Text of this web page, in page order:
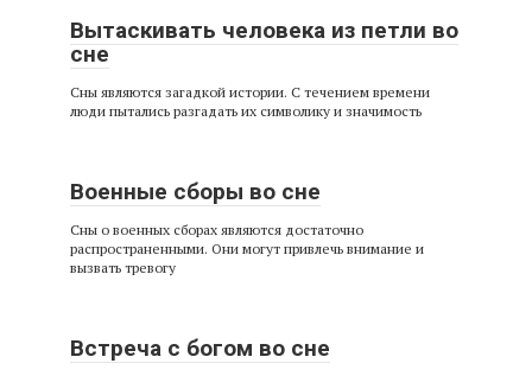
Вытаскивать человека из петли во
сне
Сны являются загадкой истории. С течением времени
люди пытались разгадать их символику и значимость
Военные сборы во сне
Сны о военных сборах являются достаточно
распространенными. Они могут привлечь внимание и
вызвать тревогу
Встреча с богом во сне